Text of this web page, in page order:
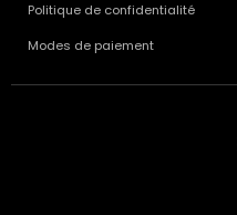
Politique de confidentialité
Modes de paiement